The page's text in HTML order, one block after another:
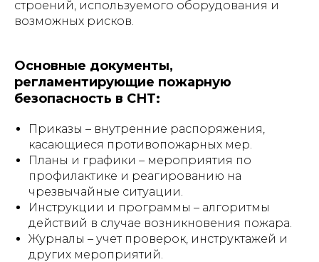
строений, используемого оборудования и
возможных рисков.
Основные документы,
регламентирующие пожарную
безопасность в СНТ:
Приказы – внутренние распоряжения,
касающиеся противопожарных мер.
Планы и графики – мероприятия по
профилактике и реагированию на
чрезвычайные ситуации.
Инструкции и программы – алгоритмы
действий в случае возникновения пожара.
Журналы – учет проверок, инструктажей и
других мероприятий.